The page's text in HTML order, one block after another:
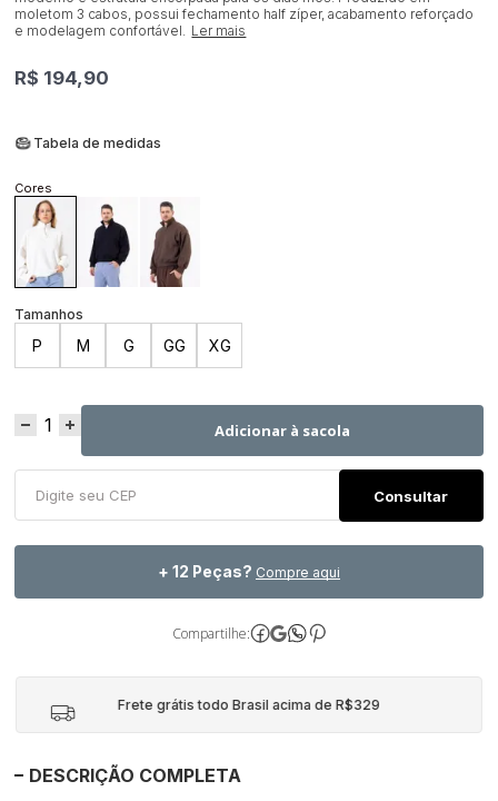
moletom 3 cabos, possui fechamento half zíper, acabamento reforçado
e modelagem confortável.
Ler mais
R$ 194,90
Tabela de medidas
P M G GG XG
Adicionar à sacola
+ 12 Peças? Compre aqui
Compartilhe:
Frete grátis todo Brasil acima de R$329
DESCRIÇÃO COMPLETA